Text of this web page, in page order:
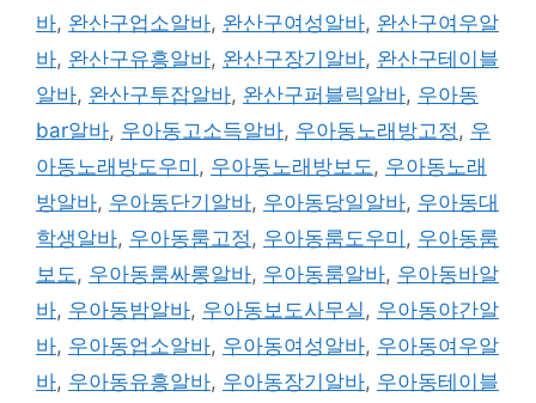
바, 완산구업소알바, 완산구여성알바, 완산구여우알
바, 완산구유흥알바, 완산구장기알바, 완산구테이블
알바, 완산구투잡알바, 완산구퍼블릭알바, 우아동
bar알바, 우아동고소득알바, 우아동노래방고정 , 우
아동노래방도우미 , 우아동노래방보도 , 우아동노래
방알바, 우아동단기알바, 우아동당일알바, 우아동대
학생알바, 우아동룸고정 , 우아동룸도우미 , 우아동룸
보도 , 우아동룸싸롱알바, 우아동룸알바, 우아동바알
바, 우아동밤알바, 우아동보도사무실 , 우아동야간알
바, 우아동업소알바, 우아동여성알바, 우아동여우알
바, 우아동유흥알바, 우아동장기알바, 우아동테이블